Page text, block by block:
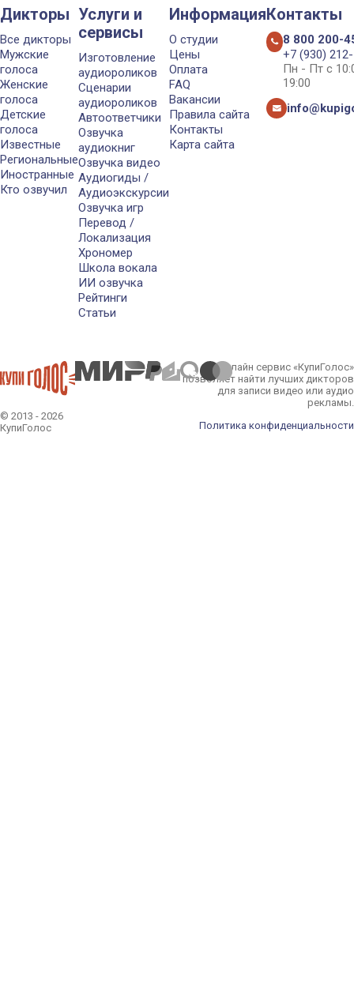
Дикторы
Все дикторы
Мужские
голоса
Женские
голоса
Детские
голоса
Известные
Региональные
Иностранные
Кто озвучил
Услуги и
сервисы
Изготовление
аудиороликов
Сценарии
аудиороликов
Автоответчики
Озвучка
аудиокниг
Озвучка видео
Аудиогиды /
Аудиоэкскурсии
Озвучка игр
Перевод /
Локализация
Хрономер
Школа вокала
ИИ озвучка
Рейтинги
Статьи
Информация
О студии
Цены
Оплата
FAQ
Вакансии
Правила сайта
Контакты
Карта сайта
Контакты
8 800 200-
+7 (930)
Пн - Пт с
19:00
© 2013 - 2026
КупиГолос
Онлайн сервис «КупиГолос»
позволяет найти лучших дикторов
для записи видео или аудио
рекламы.
Политика конфиденциальности